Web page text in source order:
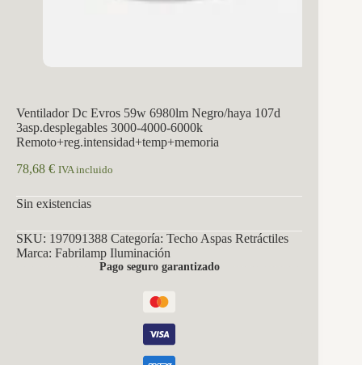
Ventilador Dc Evros 59w 6980lm Negro/haya 107d
3asp.desplegables 3000-4000-6000k
Remoto+reg.intensidad+temp+memoria
78,68 € IVA incluido
Sin existencias
SKU: 197091388 Categoría: Techo Aspas Retráctiles
Marca: Fabrilamp Iluminación
Pago seguro garantizado